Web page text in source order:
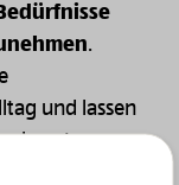
Bedürfnisse
.
und lassen
Im